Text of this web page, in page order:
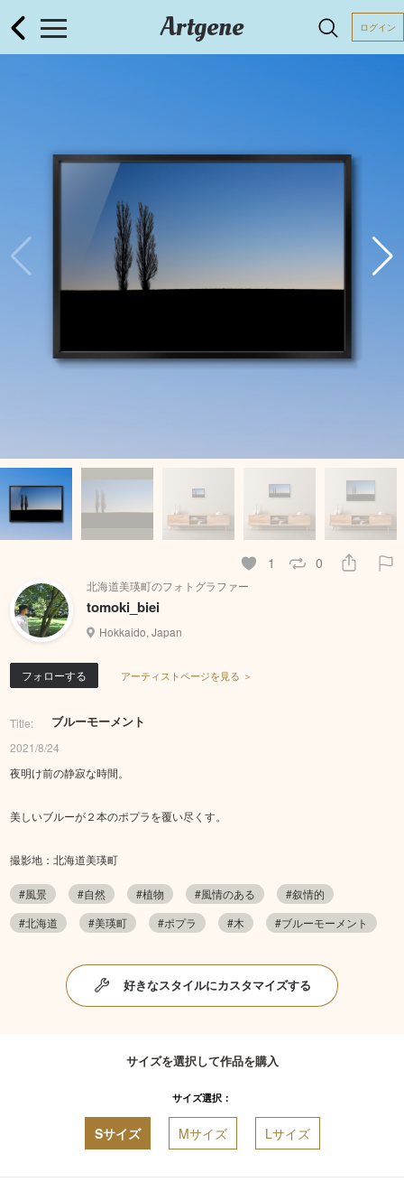
Artgene ログイン
1 0
北海道美瑛町のフォトグラファー
tomoki_biei
Hokkaido, Japan
フォローする アーティストページを見る ＞
Title: ブルーモーメント
2021/8/24
夜明け前の静寂な時間。
美しいブルーが２本のポプラを覆い尽くす。
撮影地：北海道美瑛町
#風景 #自然 #植物 #風情のある
#叙情的
#北海道
#美瑛町 #ポプラ #木 #ブルーモーメント
好きなスタイルにカスタマイズする
サイズを選択して作品を購入
サイズ選択：
Sサイズ Mサイズ Lサイズ